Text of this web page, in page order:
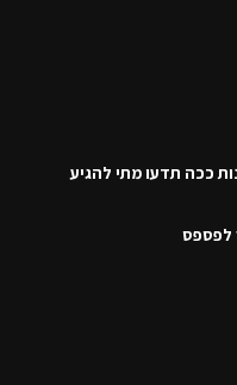
ככה תדעו מתי להגיע
לפספס